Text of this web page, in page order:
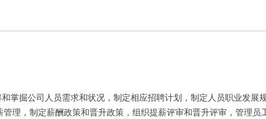
掌掘公司人员需求和状况，制定相应招聘计划，制定人员职业发展
理，制定薪酬政策和晋升政策，组织提薪评审和晋升评审，管理员